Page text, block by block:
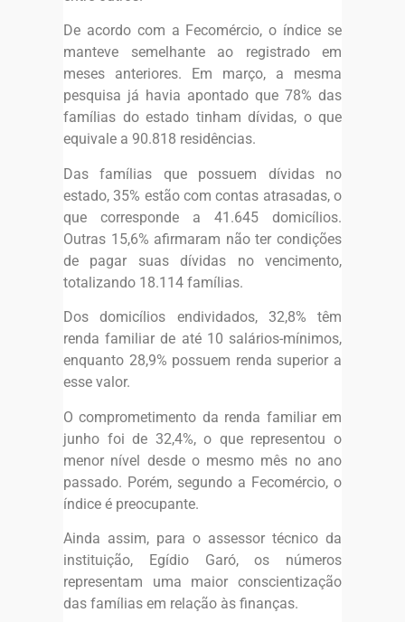
De acordo com a Fecomércio, o índice se
manteve semelhante ao registrado em
meses anteriores. Em março, a mesma
pesquisa já havia apontado que 78% das
famílias do estado tinham dívidas, o que
equivale a 90.818 residências.
Das famílias que possuem dívidas no
estado, 35% estão com contas atrasadas, o
que corresponde a 41.645 domicílios.
Outras 15,6% afirmaram não ter condições
de pagar suas dívidas no vencimento,
totalizando 18.114 famílias.
Dos domicílios endividados, 32,8% têm
renda familiar de até 10 salários-mínimos,
enquanto 28,9% possuem renda superior a
esse valor.
O comprometimento da renda familiar em
junho foi de 32,4%, o que representou o
menor nível desde o mesmo mês no ano
passado. Porém, segundo a Fecomércio, o
índice é preocupante.
Ainda assim, para o assessor técnico da
instituição, Egídio Garó, os números
representam uma maior conscientização
das famílias em relação às finanças.